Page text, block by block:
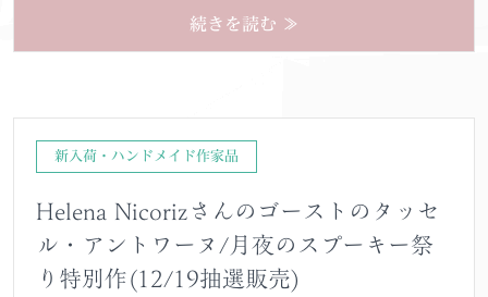
続きを読む ≫
新入荷・ハンドメイド作家品
Helena Nicorizさんのゴーストのタッセ
ル・アントワーヌ/月夜のスプーキー祭
り特別作(12/19抽選販売)